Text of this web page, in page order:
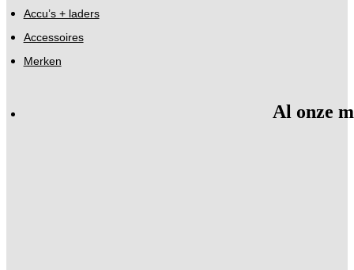
Accu’s + laders
Accessoires
Merken
Al onze